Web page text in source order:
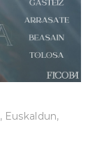
, Euskaldun,